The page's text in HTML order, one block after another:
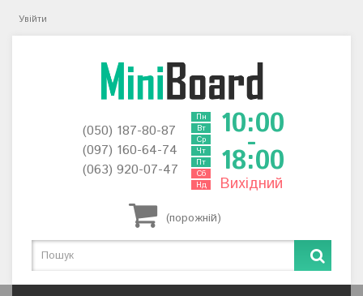
Увійти
(порожній)
(050) 187-80-87
(097) 160-64-74
(063) 920-07-47
Пн
Вт
Ср
Чт
Пт
Сб
Нд
10:00
-
18:00
Вихідний